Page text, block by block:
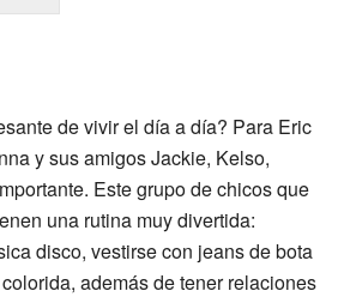
de vivir el día a día? Para Eric
y sus amigos Jackie, Kelso,
Este grupo de chicos que
una rutina muy divertida:
disco, vestirse con jeans de bota
además de tener relaciones